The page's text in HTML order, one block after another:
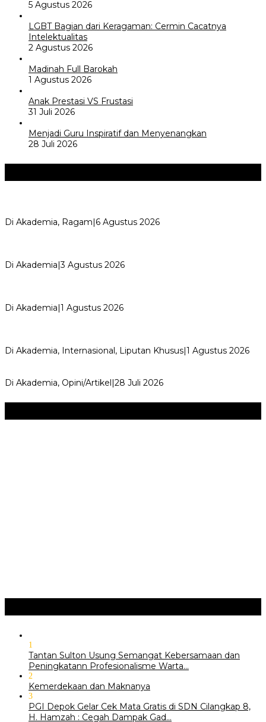
5 Agustus 2026
LGBT Bagian dari Keragaman: Cermin Cacatnya
Intelektualitas
2 Agustus 2026
Madinah Full Barokah
1 Agustus 2026
Anak Prestasi VS Frustasi
31 Juli 2026
Menjadi Guru Inspiratif dan Menyenangkan
28 Juli 2026
Di Akademia, Ragam|6 Agustus 2026
Di Akademia|3 Agustus 2026
Di Akademia|1 Agustus 2026
Di Akademia, Internasional, Liputan Khusus|1 Agustus 2026
Di Akademia, Opini/Artikel|28 Juli 2026
1
‎Tantan Sulton Usung Semangat Kebersamaan dan
Peningkatann Profesionalisme Warta…
2
Kemerdekaan dan Maknanya
3
PGI Depok Gelar Cek Mata Gratis di SDN Cilangkap 8,
H. Hamzah : Cegah Dampak Gad…